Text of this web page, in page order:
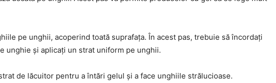
pe unghii, acoperind toată suprafața. În acest pas, trebuie să încordați
unghie și aplicați un strat uniform pe unghii.
de lăcuitor pentru a întări gelul și a face unghiile strălucioase.